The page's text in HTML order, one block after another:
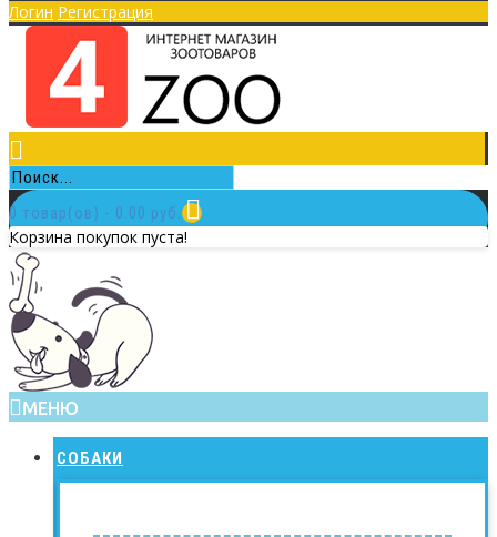
Логин Регистрация
0 товар(ов) - 0.00 руб.
Корзина покупок пуста!
МЕНЮ
СОБАКИ